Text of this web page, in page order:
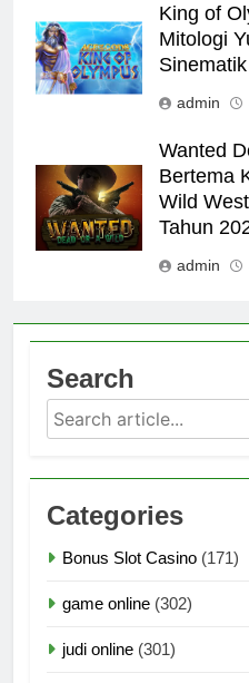
King of
Mitologi
Sinematik
admin
Wanted
Bertema
Wild
Tahun
admin
Search
Search
Categories
Bonus Slot Casino (171)
game online (302)
judi online (301)